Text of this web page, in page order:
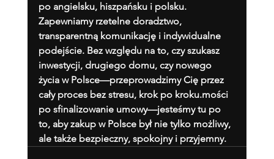
po angielsku, hiszpańsku i polsku.
Zapewniamy rzetelne doradztwo,
transparentną komunikację i indywidualne
podejście. Bez względu na to, czy szukasz
inwestycji, drugiego domu, czy nowego
życia w Polsce—przeprowadzimy Cię przez
cały proces bez stresu, krok po kroku.mości
po sfinalizowanie umowy—jesteśmy tu po
to, aby zakup w Polsce był nie tylko możliwy,
ale także bezpieczny, spokojny i przyjemny.